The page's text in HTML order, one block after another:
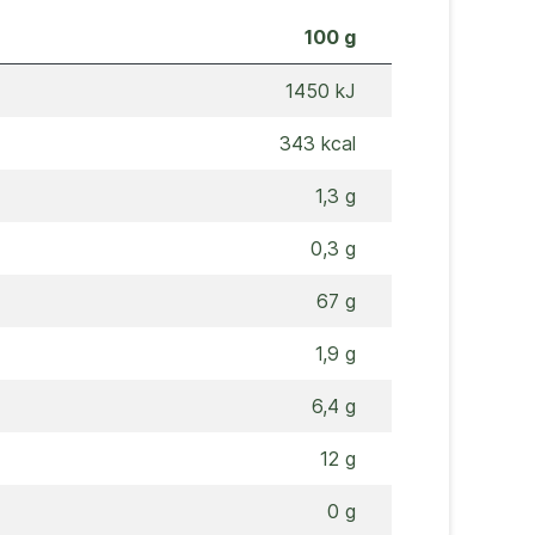
100 g
1450 kJ
343 kcal
1,3 g
0,3 g
67 g
1,9 g
6,4 g
12 g
0 g